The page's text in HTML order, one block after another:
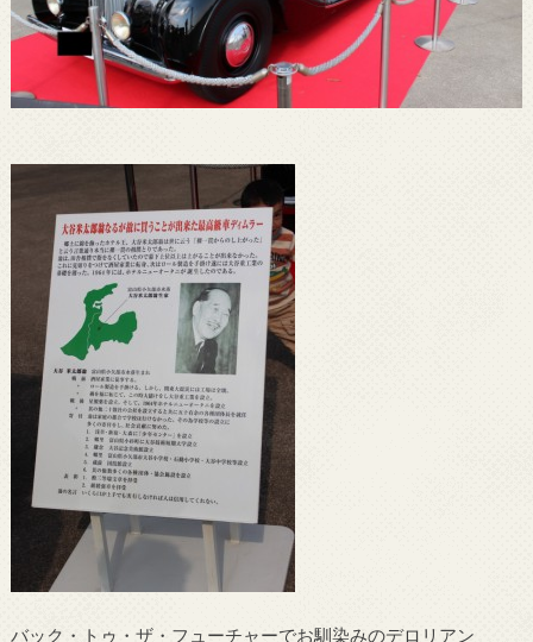
バック・トゥ・ザ・フューチャーでお馴染みのデロリアン